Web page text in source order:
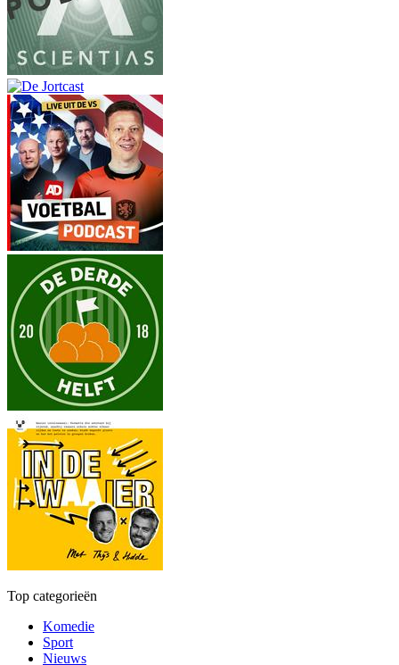
Top categorieën
Komedie
Sport
Nieuws